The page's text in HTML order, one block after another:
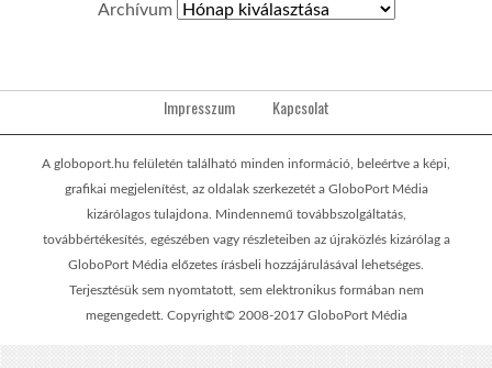
Archívum
Impresszum Kapcsolat
A globoport.hu felületén található minden információ, beleértve a képi,
grafikai megjelenítést, az oldalak szerkezetét a GloboPort Média
kizárólagos tulajdona. Mindennemű továbbszolgáltatás,
továbbértékesítés, egészében vagy részleteiben az újraközlés kizárólag a
GloboPort Média előzetes írásbeli hozzájárulásával lehetséges.
Terjesztésük sem nyomtatott, sem elektronikus formában nem
megengedett. Copyright© 2008-2017 GloboPort Média